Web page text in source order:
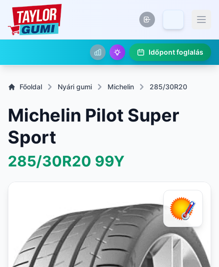
Időpont foglalás
Főoldal Nyári gumi Michelin 285/30R20
Michelin Pilot Super
Sport
285/30R20 99Y